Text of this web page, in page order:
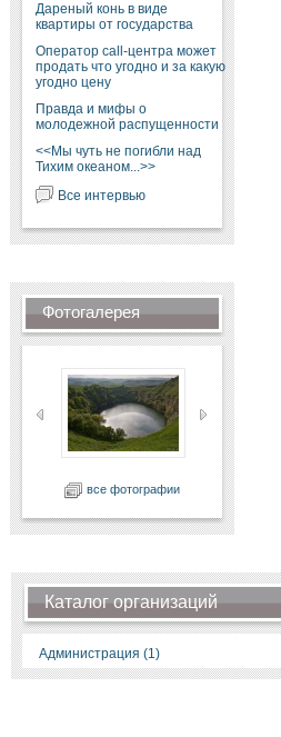
Дареный конь в виде
квартиры от государства
Оператор call-центра может
продать что угодно и за какую
угодно цену
Правда и мифы о
молодежной распущенности
<<Мы чуть не погибли над
Тихим океаном...>>
Все интервью
Фотогалерея
все фотографии
Каталог организаций
Администрация (1)